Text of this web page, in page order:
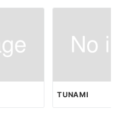
TUNAMI